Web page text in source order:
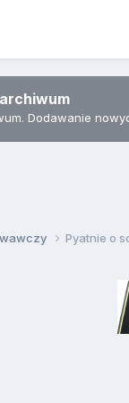
Dodawanie
Pyatnie o